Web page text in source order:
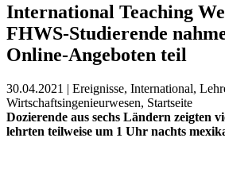
International Teaching
FHWS-Studierende
Online-Angeboten teil
30.04.2021 | Ereignisse, International,
Wirtschaftsingenieurwesen, Startseite
Dozierende aus sechs Ländern zeigten
lehrten teilweise um 1 Uhr nachts